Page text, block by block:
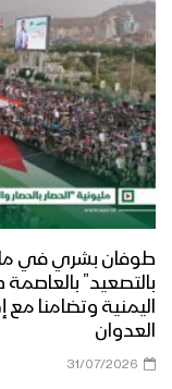
طوفان بشري في
بالتصعيد”
اليمنية وتضامنا مع
العدوان
31/07/2026